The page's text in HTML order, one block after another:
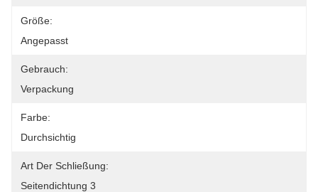
Größe:
Angepasst
Gebrauch:
Verpackung
Farbe:
Durchsichtig
Art Der Schließung:
Seitendichtung 3